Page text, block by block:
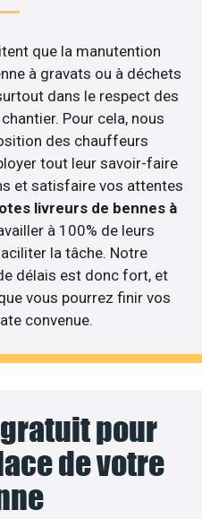
que la manutention
à gravats ou à déchets
dans le respect des
Pour cela, nous
des chauffeurs
tout leur savoir-faire
et satisfaire vos attentes
livreurs de bennes à
à 100% de leurs
la tâche. Notre
délais est donc fort, et
vous pourrez finir vos
convenue.
pour
de votre